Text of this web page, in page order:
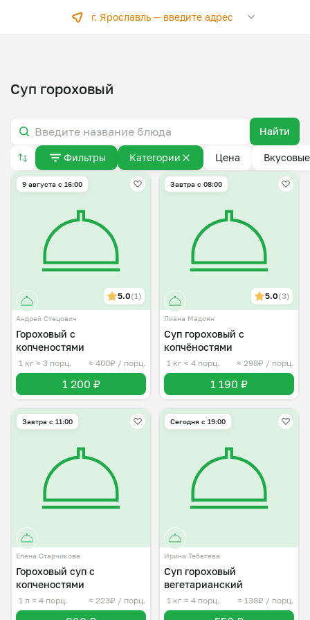
г. Ярославль —введите адрес
Суп гороховый
Найти
Фильтры Категории Цена
9 августа с 16:00
5.0(1)
Андрей Стецович
Гороховый с
копченостями
1 кг ≈ 3 порц. ≈ 400₽ / порц.
1 200 ₽
Завтра c 08:00
5.0(3)
Лиана Мадоян
Суп гороховый с
копчёностями
1 кг ≈ 4 порц. ≈ 298₽ / порц.
1 190 ₽
Завтра c 11:00
Елена Старчикова
Гороховый суп с
копченостями
1 л ≈ 4 порц. ≈ 223₽ / порц.
Сегодня с 19:00
Ирина Тебетева
Суп гороховый
вегетарианский
1 кг ≈ 4 порц. ≈ 138₽ / порц.